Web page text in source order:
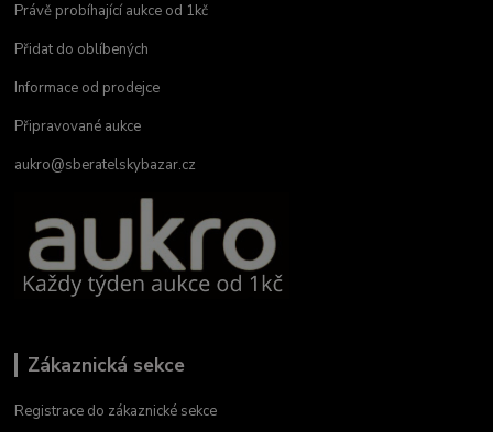
Právě probíhající aukce od 1kč
Přidat do oblíbených
Informace od prodejce
Připravované aukce
aukro@sberatelskybazar.cz
Zákaznická sekce
Registrace do zákaznické sekce